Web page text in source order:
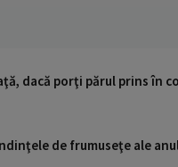
dacă porţi părul prins în
de frumuseţe ale